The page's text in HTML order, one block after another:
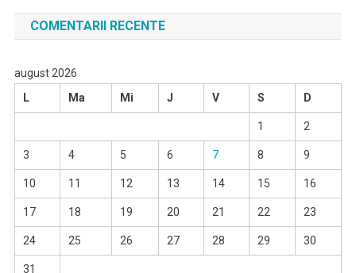
COMENTARII RECENTE
august 2026
L
Ma Mi J V S D
1 2
3 4 5 6 7 8 9
10 11 12 13 14 15 16
17 18 19 20 21 22 23
24 25 26 27 28 29 30
31